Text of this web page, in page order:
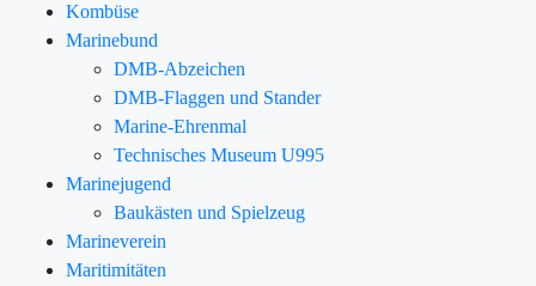
Kombüse
Marinebund
DMB-Abzeichen
DMB-Flaggen und Stander
Marine-Ehrenmal
Technisches Museum U995
Marinejugend
Baukästen und Spielzeug
Marineverein
Maritimitäten